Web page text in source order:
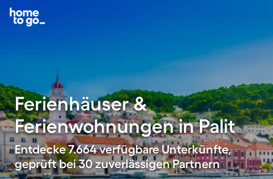
Ferienhäuser &
Ferienwohnungen in Palit
Entdecke 7.664 verfügbare Unterkünfte,
geprüft bei 30 zuverlässigen Partnern